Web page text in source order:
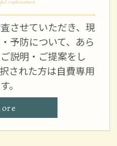
explanation
させていただき、現
予防について、あら
説明・ご提案をし
された方は自費専用
。